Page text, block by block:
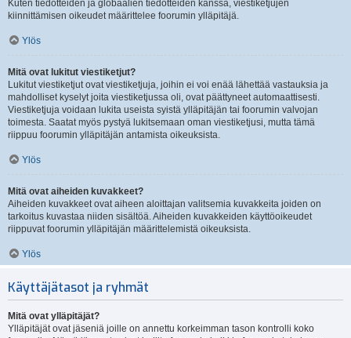
Kuten tiedotteiden ja globaalien tiedotteiden kanssa, viestiketjujen
kiinnittämisen oikeudet määrittelee foorumin ylläpitäjä.
Ylös
Mitä ovat lukitut viestiketjut?
Lukitut viestiketjut ovat viestiketjuja, joihin ei voi enää lähettää vastauksia ja
mahdolliset kyselyt joita viestiketjussa oli, ovat päättyneet automaattisesti.
Viestiketjuja voidaan lukita useista syistä ylläpitäjän tai foorumin valvojan
toimesta. Saatat myös pystyä lukitsemaan oman viestiketjusi, mutta tämä
riippuu foorumin ylläpitäjän antamista oikeuksista.
Ylös
Mitä ovat aiheiden kuvakkeet?
Aiheiden kuvakkeet ovat aiheen aloittajan valitsemia kuvakkeita joiden on
tarkoitus kuvastaa niiden sisältöä. Aiheiden kuvakkeiden käyttöoikeudet
riippuvat foorumin ylläpitäjän määrittelemistä oikeuksista.
Ylös
Käyttäjätasot ja ryhmät
Mitä ovat ylläpitäjät?
Ylläpitäjät ovat jäseniä joille on annettu korkeimman tason kontrolli koko